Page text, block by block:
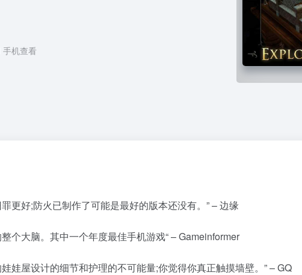
手机查看
更好;防火已制作了可能是最好的版本还没有。” – 边缘
个大脑。其中一个年度最佳手机游戏“ – Gameinformer
娃屋设计的细节和护理的不可能量;你觉得你真正触摸墙壁。” – GQ